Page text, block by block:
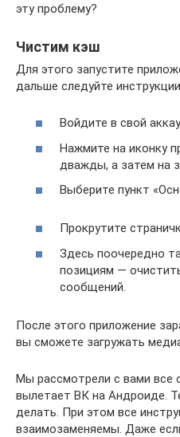
эту проблему?
Чистим кэш
Для этого запустите
дальше следуйте
Войдите в свой
Нажмите на иконку
дважды, а затем на
Выберите пункт
Прокрутите
Здесь поочередно
позициям —
сообщений.
После этого приложение
вы сможете загружать
Мы рассмотрели с вами все
вылетает ВК на Андроиде.
делать. При этом все
взаимозаменяемы. Даже